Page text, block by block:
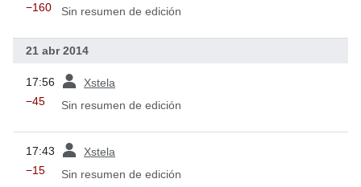
−160 Sin resumen de edición
21 abr 2014
17:56 Xstela
−45 Sin resumen de edición
17:43 Xstela
−15 Sin resumen de edición